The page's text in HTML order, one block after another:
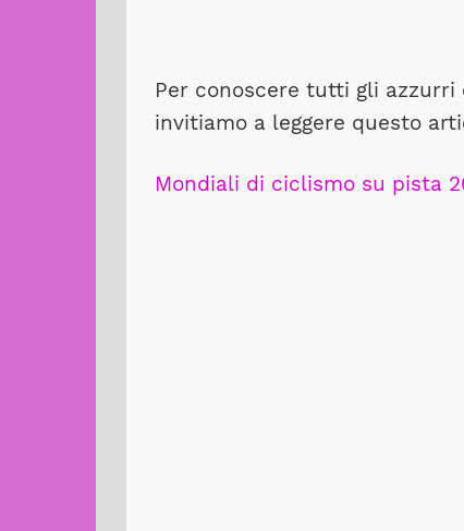
Per conoscere tutti gli
invitiamo a leggere questo
Mondiali di ciclismo su pista